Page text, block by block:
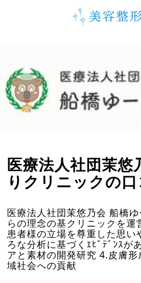
医療法人社団茉悠
りクリニックの
医療法人社団茉悠乃会 船橋
らの理念の基クリニックを
患者様の立場を尊重した思い
ろな分析に基づくｴﾋﾞﾃﾞﾝｽが
アと素材の開発研究 4.皮膚
域社会への貢献